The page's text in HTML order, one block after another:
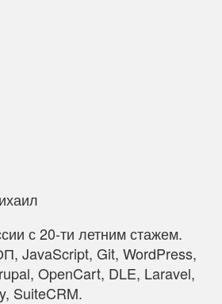
с 20-ти летним стажем.
JavaScript, Git, WordPress,
OpenCart, DLE, Laravel,
SuiteCRM.